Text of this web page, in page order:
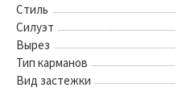
Стиль
Силуэт
Вырез
Тип карманов
Вид застежки